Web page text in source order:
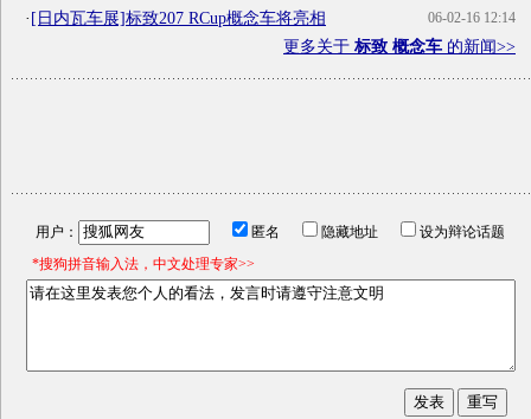
06-02-16 12:14
·[日内瓦车展]标致207 RCup概念车将亮相
更多关于 标致 概念车 的新闻>>
用户： 匿名 隐藏地址
设为辩论话题
*搜狗拼音输入法，中文处理专家>>